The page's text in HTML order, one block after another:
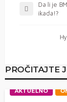
Da li je
ikada!?
PROČITAJTE
AKTUELNO